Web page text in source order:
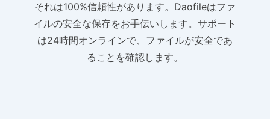
それは100%信頼性があります。Daofileはファ
イルの安全な保存をお手伝いします。サポート
は24時間オンラインで、ファイルが安全であ
ることを確認します。